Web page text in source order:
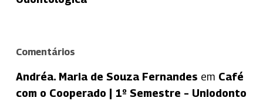
Comentários
Andréa. Maria de Souza Fernandes em Café
com o Cooperado | 1º Semestre – Uniodonto